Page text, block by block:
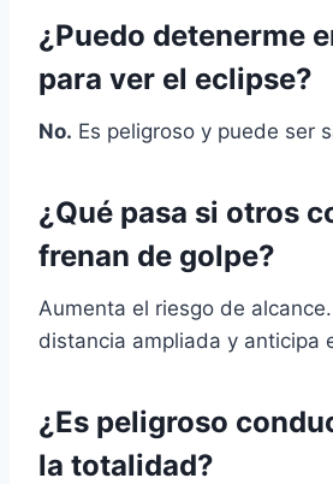
¿Puedo detenerme
para ver el eclipse?
No. Es peligroso y puede ser
¿Qué pasa si otros
frenan de golpe?
Aumenta el riesgo de
distancia ampliada y anticipa
¿Es peligroso
la totalidad?